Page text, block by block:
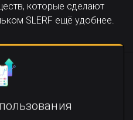
которые сделают
SLERF ещё удобнее.